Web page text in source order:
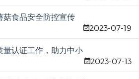
菇食品安全防控宣传
2023-07-19
量认证工作，助力中小
2023-07-13